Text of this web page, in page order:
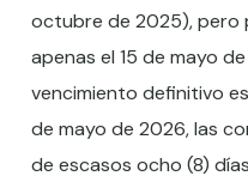
octubre de 2025), pero
apenas el 15 de mayo
vencimiento definitivo
de mayo de 2026, las
de escasos ocho (8)